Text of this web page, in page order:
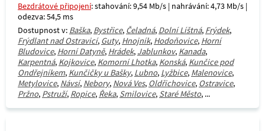
Bezdrátové připojení: stahování: 9,54 Mb/s | nahrávání: 4,73 Mb/s |
odezva: 54,5 ms
Dostupnost v: Baška, Bystřice, Čeladná, Dolní Líštná, Frýdek,
Frýdlant nad Ostravicí, Guty, Hnojník, Hodoňovice, Horní
Bludovice, Horní Datyně, Hrádek, Jablunkov, Kanada,
Karpentná, Kojkovice, Komorní Lhotka, Konská, Kunčice pod
Ondřejníkem, Kunčičky u Bašky, Lubno, Lyžbice, Malenovice,
Metylovice, Návsí, Nebory, Nová Ves, Oldřichovice, Ostravice,
Pržno, Pstruží, Ropice, Řeka, Smilovice, Staré Město, ...